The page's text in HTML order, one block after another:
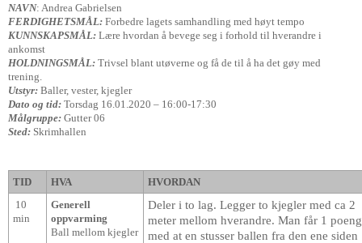
NAVN: Andrea Gabrielsen
FERDIGHETSMÅL: Forbedre lagets samhandling med høyt tempo
KUNNSKAPSMÅL: Lære hvordan å bevege seg i forhold til hverandre i
ankomst
HOLDNINGSMÅL: Trivsel blant utøverne og få de til å ha det gøy med
trening.
Utstyr: Baller, vester, kjegler
Dato og tid: Torsdag 16.01.2020 – 16:00-17:30
Målgruppe: Gutter 06
Sted: Skrimhallen
TID HVA
HVORDAN
10
min
Generell
oppvarming
Ball mellom kjegler
Deler i to lag. Legger to kjegler med ca 2
meter mellom hverandre. Man får 1 poeng
med at en stusser ballen fra den ene siden